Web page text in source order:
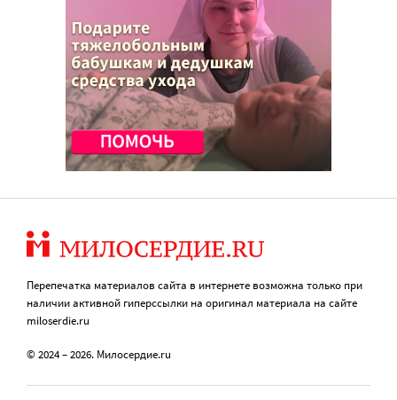
Перепечатка материалов сайта в интернете возможна только при
наличии активной гиперссылки на оригинал материала на сайте
miloserdie.ru
© 2024 – 2026. Милосердие.ru